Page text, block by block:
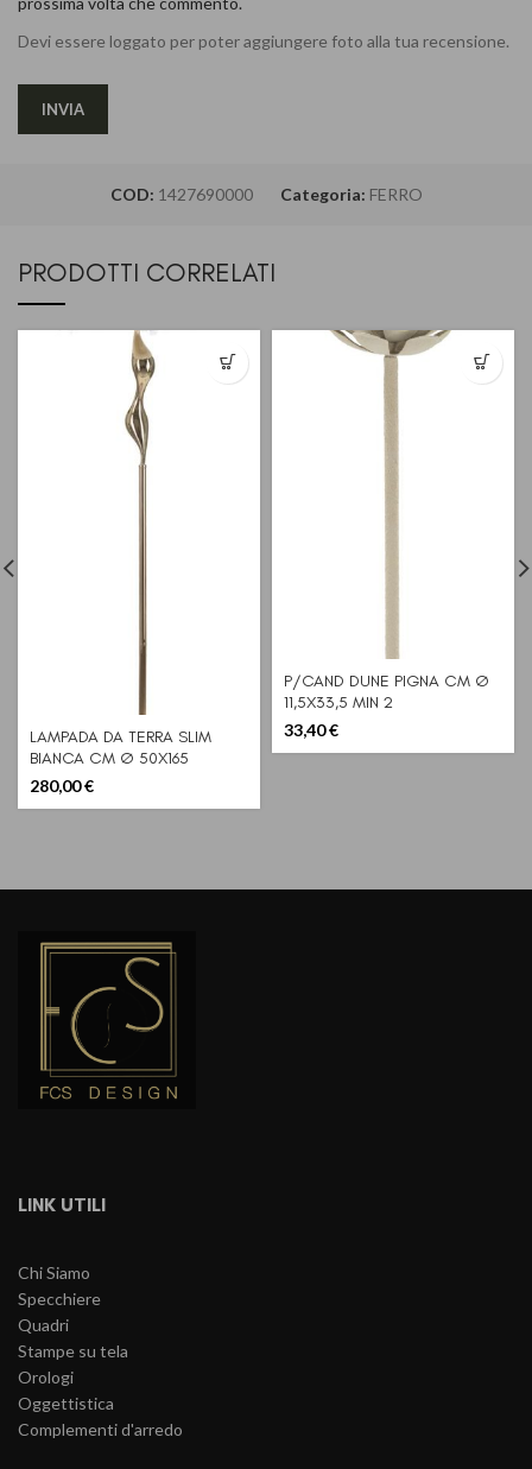
Devi essere loggato per poter aggiungere foto alla tua recensione.
COD: 1427690000 Categoria: FERRO
PRODOTTI CORRELATI
LAMPADA DA TERRA SLIM
BIANCA CM Ø 50X165
280,00€
P/CAND DUNE PIGNA CM Ø
11,5X33,5 MIN 2
33,40€
LINK UTILI
Chi Siamo
Specchiere
Quadri
Stampe su tela
Orologi
Oggettistica
Complementi d'arredo